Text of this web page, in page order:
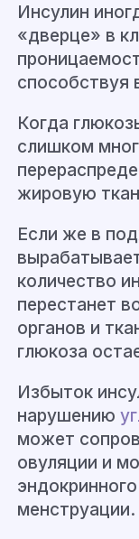
Инсулин
«дверце» в
способствуя
Когда
слишком
жировую
Если же в
количество
перестанет
органов и
глюкоза
Избыток
нарушению
может
овуляции и
эндокринного
менструации.